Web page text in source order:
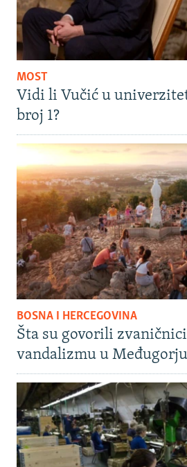
MOST
Vidi li Vučić u
broj 1?
BOSNA I HERCEGOVINA
Šta su govorili
vandalizmu u